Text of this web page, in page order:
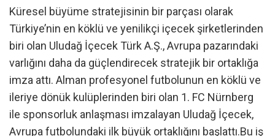
Küresel büyüme stratejisinin bir parçası olarak
Türkiye’nin en köklü ve yenilikçi içecek şirketlerinden
biri olan Uludağ İçecek Türk A.Ş., Avrupa pazarındaki
varlığını daha da güçlendirecek stratejik bir ortaklığa
imza attı. Alman profesyonel futbolunun en köklü ve
ileriye dönük kulüplerinden biri olan 1. FC Nürnberg
ile sponsorluk anlaşması imzalayan Uludağ İçecek,
Avrupa futbolundaki ilk büyük ortaklığını başlattı.Bu iş